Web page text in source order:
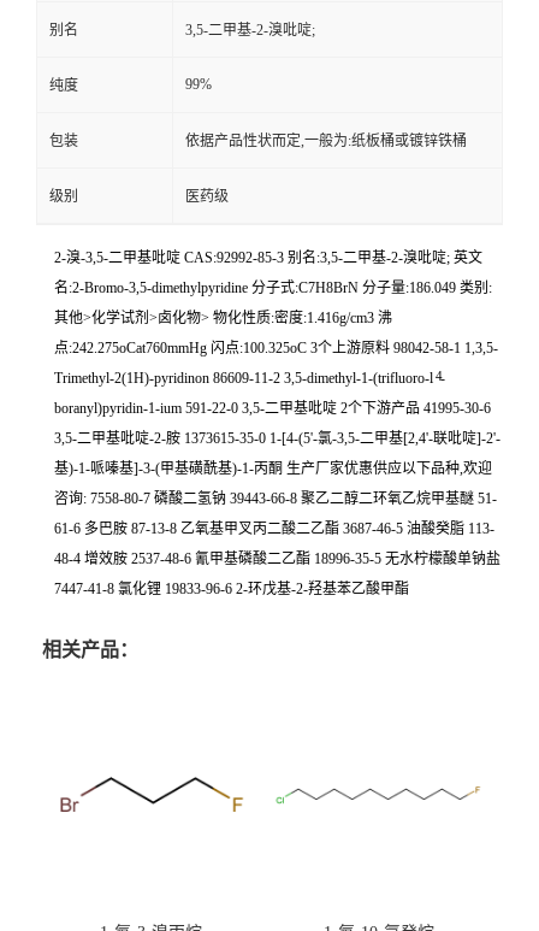
别名 3,5-二甲基-2-溴吡啶;
纯度 99%
包装 依据产品性状而定,一般为:纸板桶或镀锌铁桶
级别 医药级
2-溴-3,5-二甲基吡啶 CAS:92992-85-3 别名:3,5-二甲基-2-溴吡啶; 英文
名:2-Bromo-3,5-dimethylpyridine 分子式:C7H8BrN 分子量:186.049 类别:
其他>化学试剂>卤化物> 物化性质:密度:1.416g/cm3 沸
点:242.275oCat760mmHg 闪点:100.325oC 3个上游原料 98042-58-1 1,3,5-
Trimethyl-2(1H)-pyridinon 86609-11-2 3,5-dimethyl-1-(trifluoro-l4-
boranyl)pyridin-1-ium 591-22-0 3,5-二甲基吡啶 2个下游产品 41995-30-6
3,5-二甲基吡啶-2-胺 1373615-35-0 1-[4-(5'-氯-3,5-二甲基[2,4'-联吡啶]-2'-
基)-1-哌嗪基]-3-(甲基磺酰基)-1-丙酮 生产厂家优惠供应以下品种,欢迎
咨询: 7558-80-7 磷酸二氢钠 39443-66-8 聚乙二醇二环氧乙烷甲基醚 51-
61-6 多巴胺 87-13-8 乙氧基甲叉丙二酸二乙酯 3687-46-5 油酸癸脂 113-
48-4 增效胺 2537-48-6 氰甲基磷酸二乙酯 18996-35-5 无水柠檬酸单钠盐
7447-41-8 氯化锂 19833-96-6 2-环戊基-2-羟基苯乙酸甲酯
相关产品：